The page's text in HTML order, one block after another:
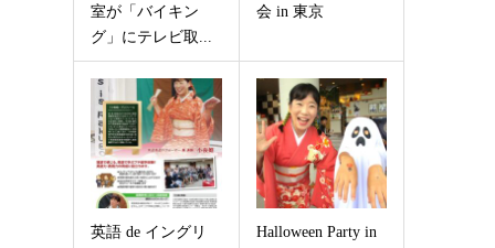
室が「バイキン
グ」にテレビ取...
会 in 東京
英語 de イングリ
Halloween Party in